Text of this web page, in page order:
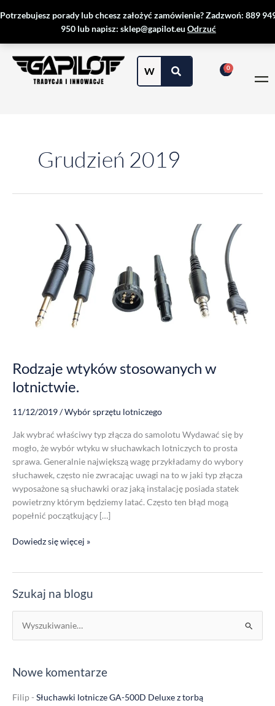
do
Grudzień 2019
Rodzaje wtyków stosowanych w
lotnictwie.
11/12/2019/Wybór sprzętu lotniczego
Jak wybrać właściwy typ złącza do samolotu Wydawać się by
mogło, że wybór wtyku w słuchawkach lotniczych to prosta
sprawa. Generalnie największą wagę przykładamy do wybory
słuchawek, często nie zwracając uwagi na to w jaki typ złącza
wyposażone są słuchawki oraz jaką instalację posiada statek
powietrzny którym będziemy latać. Często ten błąd mogą
popełnić początkujący […]
lotnictwie.
Dowiedz się więcej »
Szukaj na blogu
k
a
Nowe komentarze
Filip- Słuchawki lotnicze GA-500D Deluxe z torbą
Potrzebujesz porady lub chcesz założyć zamówienie? Zadzwoń: 889
950 lub napisz: sklep@gapilot.eu Odrzuć